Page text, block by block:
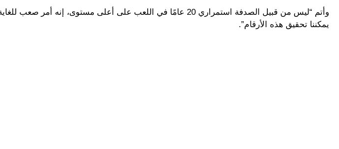
وأتم “ليس من قبيل الصدفة استمراري 20 عامًا في اللعب على أعلى مستوى،
يمكننا تحقيق هذه الأرقام”.